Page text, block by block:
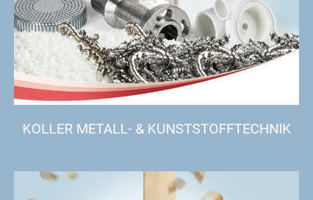
KOLLER METALL- & KUNSTSTOFFTECHNIK